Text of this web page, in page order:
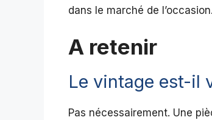
dans le marché de l’occasion.
A retenir
Le vintage est-il
Pas nécessairement. Une